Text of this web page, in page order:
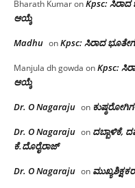
Bharath KumaronKpsc: ಸಿರಾದ
ಆಯ್ಕೆ
Madhu onKpsc: ಸಿರಾದ
Manjula dh gowda onKpsc:
ಆಯ್ಕೆ
Dr. O Nagaraju on
Dr. O Nagaraju on ದಬ್ಬಾಳಿಕೆ,
ಕೆ.ದೊರೈರಾಜ್
Dr. O Nagaraju on